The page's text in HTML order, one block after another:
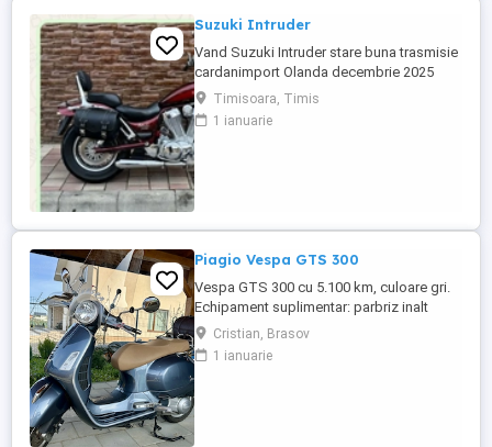
Suzuki Intruder
Vand Suzuki Intruder stare buna trasmisie
cardanimport Olanda decembrie 2025
inmatriculat RO IN FEBRUARIE Nu raspund
la mesaje.Schimb cu ATV plus sau minus
diferenta
Timisoara, Timis
1 ianuarie
Piagio Vespa GTS 300
Vespa GTS 300 cu 5.100 km, culoare gri.
Echipament suplimentar: parbriz inalt
Faco (montat 2026), geanta portbagaj
Classic; prelungitor scarite pasager;
suspensie fata Bitubo si frane fata spate
Cristian, Brasov
1 ianuarie